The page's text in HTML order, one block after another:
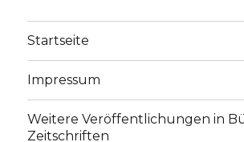
Startseite
Impressum
Weitere Veröffentlichungen in
Zeitschriften